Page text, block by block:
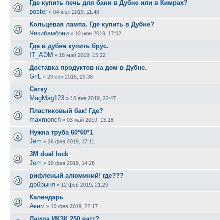
Где купить печь для бани в Дубне или в Кимрах?
poster » 04 июл 2019, 11:48
Кольцевая лампа. Где купить в Дубне?
Чикибамбони » 10 июн 2019, 17:02
Где в дубне купить брус.
IT_ADM » 18 май 2019, 15:22
Доставка продуктов на дом в Дубне.
GriL
» 29 сен 2015, 20:38
Сетку
MagMag123 » 10 янв 2019, 22:47
Пластиковый бак! Где?
maxmonch » 03 май 2019, 13:18
Нужна труба 60*60*1
Jem » 26 фев 2019, 17:11
3М dual lock
Jem » 19 фев 2019, 14:28
рифленый алюминий! где???
добрыня » 12 фев 2019, 21:29
Календарь
Аким » 10 фев 2019, 22:17